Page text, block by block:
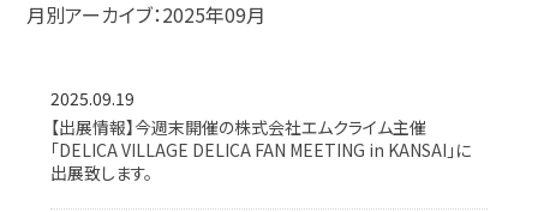
月別アーカイブ：2025年09月
2025.09.19
【出展情報】今週末開催の株式会社エムクライム主催
「DELICA VILLAGE DELICA FAN MEETING in KANSAI」に
出展致します。